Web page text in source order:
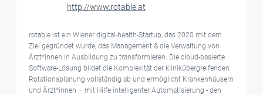
http://www.rotable.at
rotable ist ein Wiener digital-health-Startup, das 2020 mit dem
Ziel gegründet wurde, das Management & die Verwaltung von
Ärzt*innen in Ausbildung zu transformieren. Die cloud-basierte
Software-Lösung bildet die Komplexität der klinikübergreifenden
Rotationsplanung vollständig ab und ermöglicht Krankenhäusern
und Ärzt*innen – mit Hilfe intelligenter Automatisierung - den